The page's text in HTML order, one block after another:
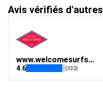
Avis vérifiés
www.welcomesurfshop.com
4.6 (332)